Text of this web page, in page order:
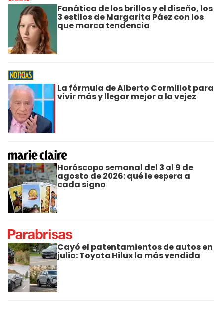
Fanática de los brillos y el diseño, los
3 estilos de Margarita Páez con los
que marca tendencia
La fórmula de Alberto Cormillot para
vivir más y llegar mejor a la vejez
Horóscopo semanal del 3 al 9 de
agosto de 2026: qué le espera a
cada signo
Cayó el patentamientos de autos en
julio: Toyota Hilux la más vendida